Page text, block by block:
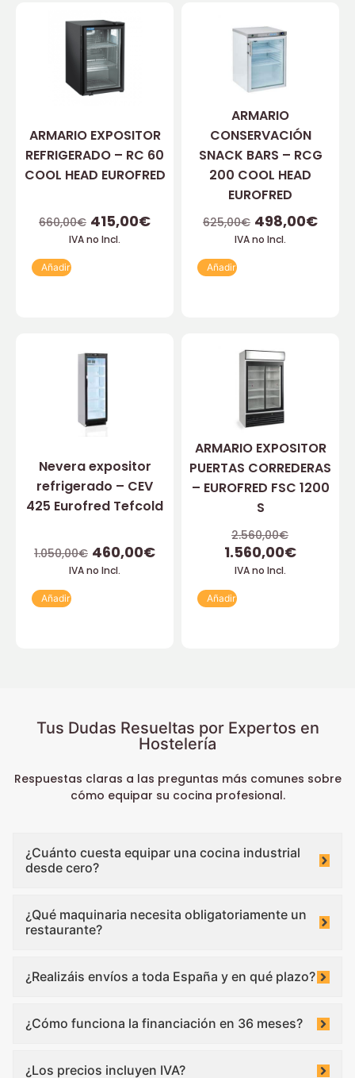
ARMARIO EXPOSITOR
REFRIGERADO – RC 60
COOL HEAD EUROFRED
660,00€ 415,00€
IVA no Incl.
Añadir
ARMARIO
CONSERVACIÓN
SNACK BARS – RCG
200 COOL HEAD
EUROFRED
625,00€ 498,00€
IVA no Incl.
Añadir
Nevera expositor
refrigerado – CEV
425 Eurofred Tefcold
1.050,00€ 460,00€
IVA no Incl.
Añadir
ARMARIO EXPOSITOR
PUERTAS CORREDERAS
– EUROFRED FSC 1200
S
2.560,00€
1.560,00€
IVA no Incl.
Añadir
Tus Dudas Resueltas por Expertos en
Hostelería
Respuestas claras a las preguntas más comunes sobre
cómo equipar su cocina profesional.
¿Cuánto cuesta equipar una cocina industrial
desde cero?
¿Qué maquinaria necesita obligatoriamente un
restaurante?
¿Realizáis envíos a toda España y en qué plazo?
¿Cómo funciona la financiación en 36 meses?
¿Los precios incluyen IVA?